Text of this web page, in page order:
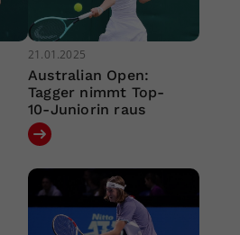
21.01.2025
Australian Open:
Tagger nimmt Top-
10-Juniorin raus